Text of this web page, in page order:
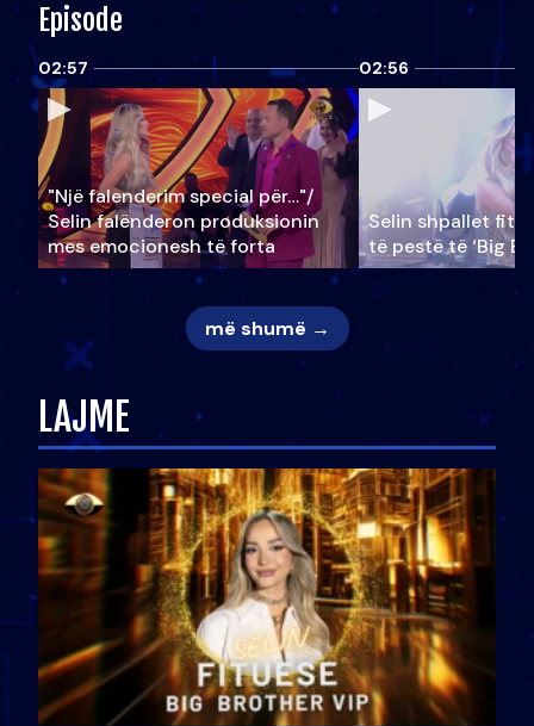
Episode
02:57
"Një falenderim special për…"/
Selin falënderon produksionin
mes emocionesh të forta
02:56
Selin shpallet
të pestë të ‘Big
më shumë →
LAJME